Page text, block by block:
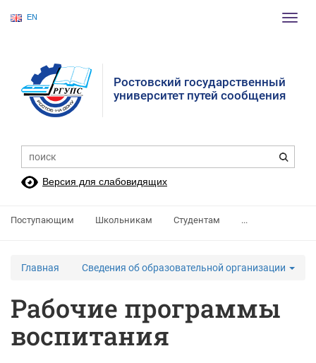
EN
Ростовский государственный
университет путей сообщения
Версия для слабовидящих
Поступающим Школьникам Студентам ...
Главная Сведения об образовательной организации
Рабочие программы
воспитания